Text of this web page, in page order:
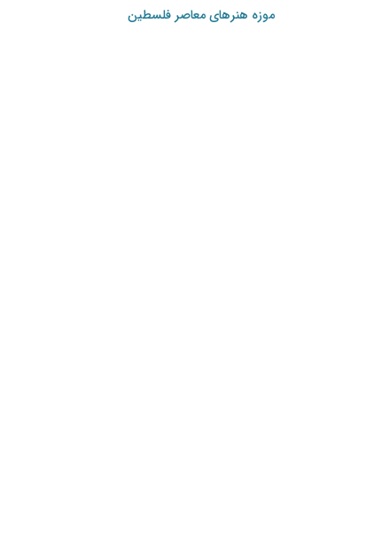
موزه هنرهای‌ معاصر فلسطین